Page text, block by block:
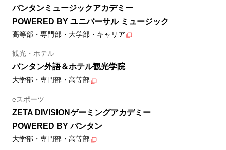
バンタンミュージックアカデミー
POWERED BY ユニバーサル ミュージック
高等部・専門部・大学部・キャリア
観光・ホテル
バンタン外語＆ホテル観光学院
大学部・専門部・高等部
eスポーツ
ZETA DIVISIONゲーミングアカデミー
POWERED BY バンタン
大学部・専門部・高等部